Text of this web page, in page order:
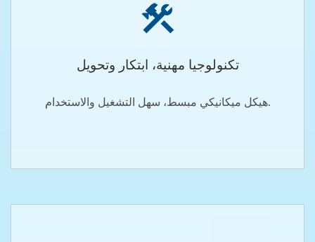
تكنولوجيا مهنية، ابتكار وتحويل
هيكل ميكانيكي مبسط، سهل التشغيل والاستخدام.